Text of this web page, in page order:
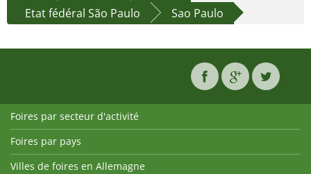
Etat fédéral São Paulo
Sao Paulo
Foires par secteur d'activité
Foires par pays
Villes de foires en Allemagne